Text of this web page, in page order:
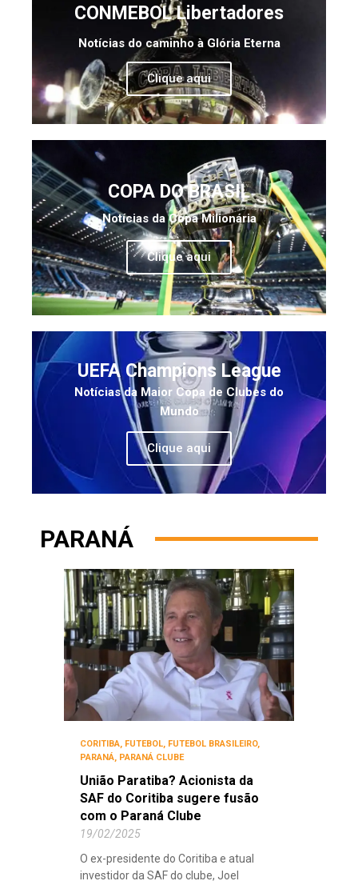
CONMEBOL Libertadores
Notícias do caminho à Glória Eterna
Clique aqui
COPA DO BRASIL
Notícias da Copa Milionária
Clique aqui
UEFA Champions League
Notícias da Maior Copa de Clubes do
Mundo
Clique aqui
PARANÁ
CORITIBA, FUTEBOL, FUTEBOL BRASILEIRO,
PARANÁ, PARANÁ CLUBE
União Paratiba? Acionista da
SAF do Coritiba sugere fusão
com o Paraná Clube
19/02/2025
O ex-presidente do Coritiba e atual
investidor da SAF do clube, Joel